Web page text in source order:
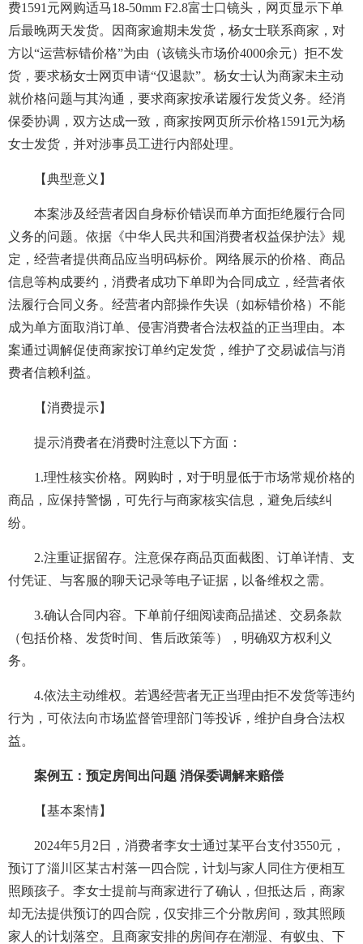
费1591元网购适马18-50mm F2.8富士口镜头，网页显示下单
后最晚两天发货。因商家逾期未发货，杨女士联系商家，对
方以“运营标错价格”为由（该镜头市场价4000余元）拒不发
货，要求杨女士网页申请“仅退款”。杨女士认为商家未主动
就价格问题与其沟通，要求商家按承诺履行发货义务。经消
保委协调，双方达成一致，商家按网页所示价格1591元为杨
女士发货，并对涉事员工进行内部处理。
【典型意义】
本案涉及经营者因自身标价错误而单方面拒绝履行合同
义务的问题。依据《中华人民共和国消费者权益保护法》规
定，经营者提供商品应当明码标价。网络展示的价格、商品
信息等构成要约，消费者成功下单即为合同成立，经营者依
法履行合同义务。经营者内部操作失误（如标错价格）不能
成为单方面取消订单、侵害消费者合法权益的正当理由。本
案通过调解促使商家按订单约定发货，维护了交易诚信与消
费者信赖利益。
【消费提示】
提示消费者在消费时注意以下方面：
1.理性核实价格。网购时，对于明显低于市场常规价格的
商品，应保持警惕，可先行与商家核实信息，避免后续纠
纷。
2.注重证据留存。注意保存商品页面截图、订单详情、支
付凭证、与客服的聊天记录等电子证据，以备维权之需。
3.确认合同内容。下单前仔细阅读商品描述、交易条款
（包括价格、发货时间、售后政策等），明确双方权利义
务。
4.依法主动维权。若遇经营者无正当理由拒不发货等违约
行为，可依法向市场监督管理部门等投诉，维护自身合法权
益。
案例五：预定房间出问题 消保委调解来赔偿
【基本案情】
2024年5月2日，消费者李女士通过某平台支付3550元，
预订了淄川区某古村落一四合院，计划与家人同住方便相互
照顾孩子。李女士提前与商家进行了确认，但抵达后，商家
却无法提供预订的四合院，仅安排三个分散房间，致其照顾
家人的计划落空。且商家安排的房间存在潮湿、有蚁虫、下